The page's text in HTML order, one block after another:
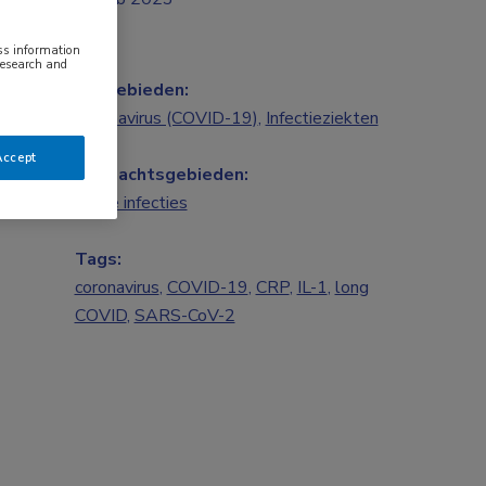
Vakgebieden:
Coronavirus (COVID-19), Infectieziekten
Aandachtsgebieden:
Virale infecties
Tags:
coronavirus, COVID-19, CRP, IL-1, long
COVID, SARS-CoV-2
information
and